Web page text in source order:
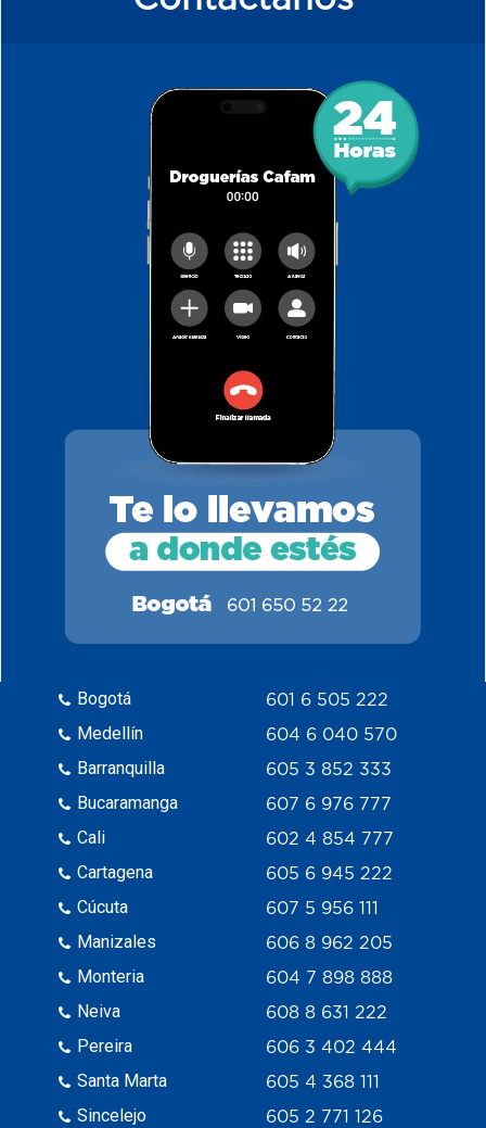
Bogotá
Medellín
Barranquilla
Bucaramanga
Cali
Cartagena
Cúcuta
Manizales
Monteria
Neiva
Pereira
Santa Marta
Sincelejo
601 6 505 222
604 6 040 570
605 3 852 333
607 6 976 777
602 4 854 777
605 6 945 222
607 5 956 111
606 8 962 205
604 7 898 888
608 8 631 222
606 3 402 444
605 4 368 111
605 2 771 126